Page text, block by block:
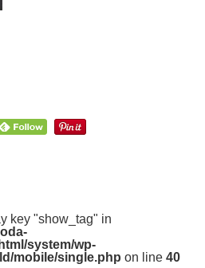
key "show_tag" in
system/wp-
mobile/single.php on line 40